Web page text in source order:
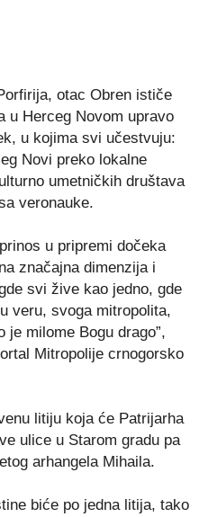
otac Obren ističe
u Herceg Novom upravo
u kojima svi učestvuju:
Novi preko lokalne
umetničkih društava
veronauke.
u pripremi dočeka
značajna dimenzija i
svi žive kao jedno, gde
veru, svoga mitropolita,
milome Bogu drago”,
Mitropolije crnogorsko
litiju koja će Patrijarha
ulice u Starom gradu pa
arhangela Mihaila.
biće po jedna litija, tako